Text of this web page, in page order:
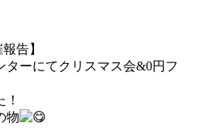
告】
ーにてクリスマス会&0円フ
物